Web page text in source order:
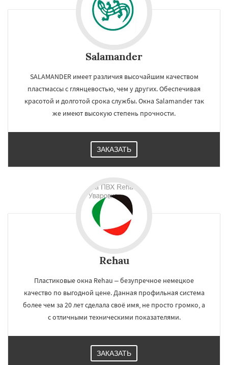
Salamander
SALAMANDER имеет различия высочайшим качеством
пластмассы с глянцевостью, чем у других. Обеспечивая
красотой и долготой срока службы. Окна Salamander так
же имеют высокую степень прочности.
ЗАКАЗАТЬ
Rehau
Пластиковые окна Rehau – безупречное немецкое
качество по выгодной цене. Данная профильная система
более чем за 20 лет сделала своё имя, не просто громко, а
с отличными техническими показателями.
ЗАКАЗАТЬ